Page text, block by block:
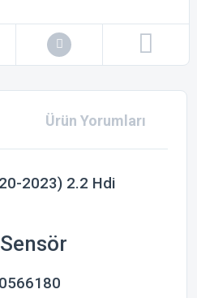
Ürün Yorumları
2023) 2.2 Hdi